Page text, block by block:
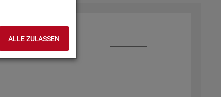
ALLE ZULASSEN